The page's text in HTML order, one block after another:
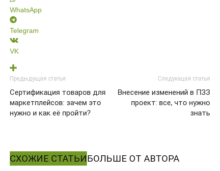
WhatsApp
Telegram
VK
Предыдущая статья
Сертификация товаров для
маркетплейсов: зачем это
нужно и как её пройти?
Следующая статья
Внесение изменений в ПЗЗ
проект: все, что нужно
знать
СХОЖИЕ СТАТЬИБОЛЬШЕ ОТ АВТОРА